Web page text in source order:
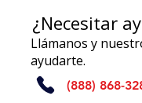
¿Necesitar
Llámanos y
ayudarte.
(888) 868-